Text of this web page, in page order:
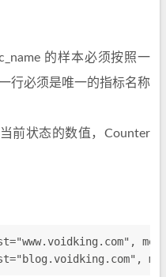
的样本必须按照一
行必须是唯一的指标名称
前状态的数值，Counter